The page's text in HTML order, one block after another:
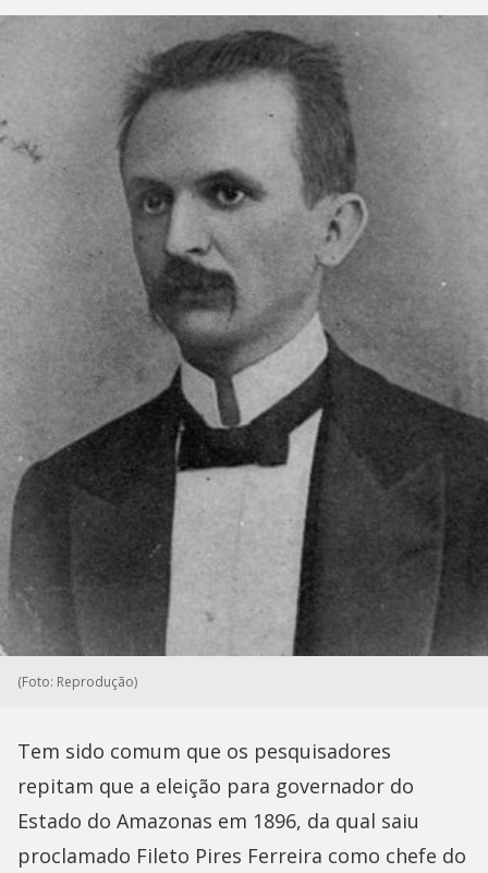
(Foto: Reprodução)
Tem sido comum que os pesquisadores
repitam que a eleição para governador do
Estado do Amazonas em 1896, da qual saiu
proclamado Fileto Pires Ferreira como chefe do